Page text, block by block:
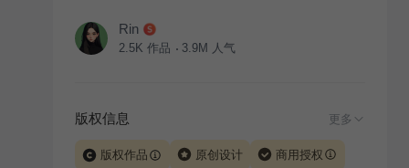
Rin
2.5K 作品 3.9M 人气
版权信息 更多
版权作品 原创设计 商用授权